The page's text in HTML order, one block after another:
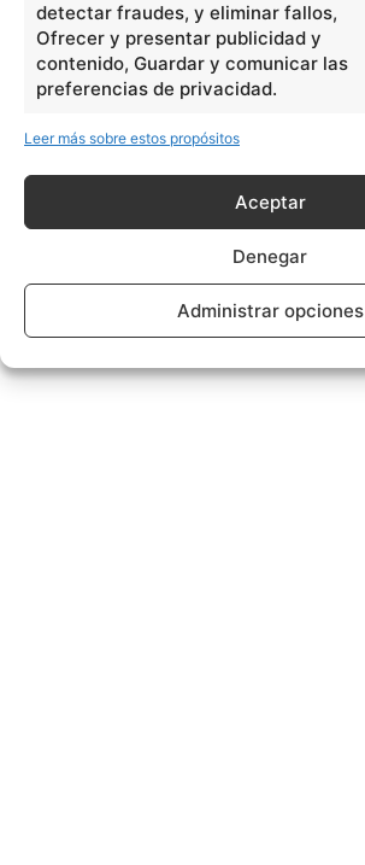
detectar fraudes, y eliminar fallos,
Ofrecer y presentar publicidad y
contenido, Guardar y comunicar las
preferencias de privacidad.
Leer más sobre estos propósitos
Aceptar
Denegar
Administrar opciones